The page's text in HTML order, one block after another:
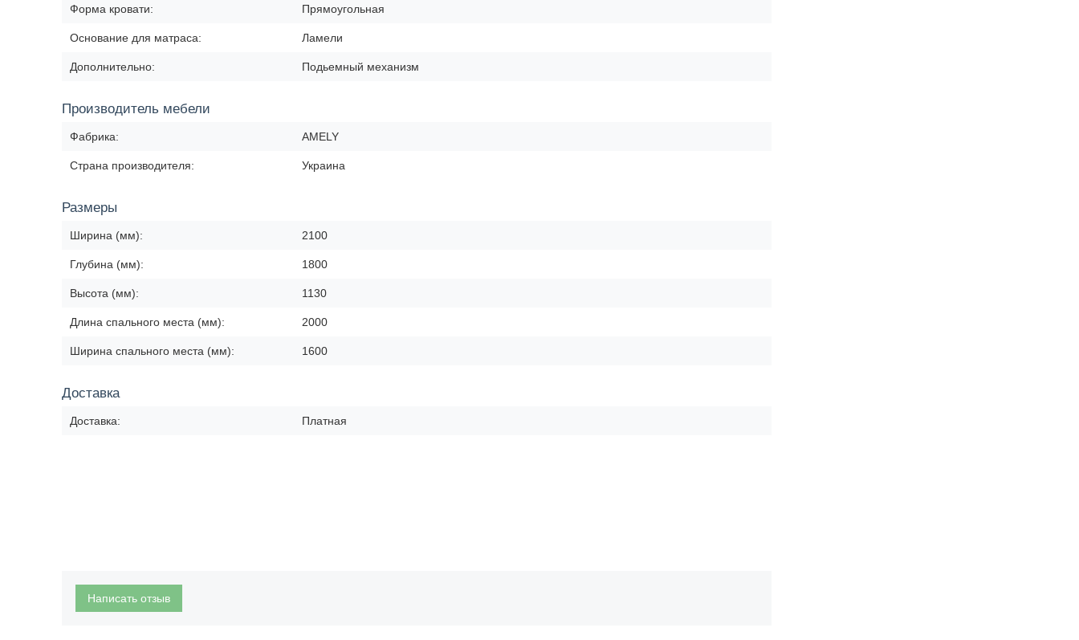
Форма кровати: Прямоугольная
Основание для матраса: Ламели
Дополнительно: Подьемный механизм
Производитель мебели
Фабрика: AMELY
Страна производителя: Украина
Размеры
Ширина (мм): 2100
Глубина (мм): 1800
Высота (мм): 1130
Длина спального места (мм): 2000
Ширина спального места (мм): 1600
Доставка
Доставка: Платная
Написать отзыв